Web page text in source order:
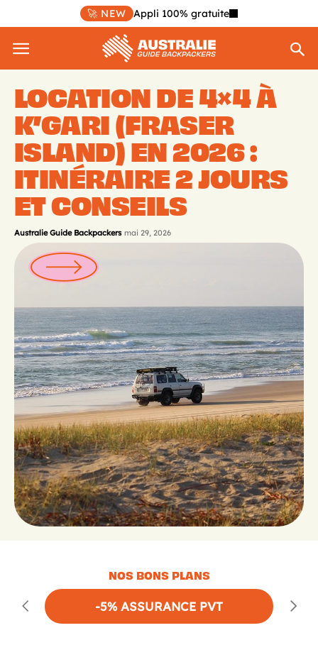
🚀 NEW Appli 100% gratuite
LOCATION DE 4×4 À
K’GARI (FRASER
ISLAND) EN 2026 :
ITINÉRAIRE 2 JOURS
ET CONSEILS
Australie Guide Backpackers mai 29, 2026
NOS BONS PLANS
-5% ASSURANCE PVT